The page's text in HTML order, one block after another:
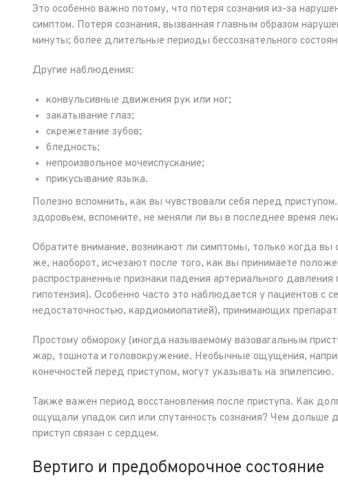
Это особенно важно потому, что потеря сознания из-за
симптом. Потеря сознания, вызванная главным образом
минуты; более длительные периоды бессознательного
Другие наблюдения:
конвульсивные движения рук или ног;
закатывание глаз;
скрежетание зубов;
бледность;
непроизвольное мочеиспускание;
прикусывание языка.
Полезно вспомнить, как вы чувствовали себя перед
здоровьем, вспомните, не меняли ли вы в последнее время
Обратите внимание, возникают ли симптомы, только когда вы
же, наоборот, исчезают после того, как вы принимаете
распространенные признаки падения артериального
гипотензия). Особенно часто это наблюдается у пациентов с
недостаточностью, кардиомиопатией), принимающих
Простому обмороку (иногда называемому вазовагальным
жар, тошнота и головокружение. Необычные ощущения,
конечностей перед приступом, могут указывать на эпилепсию.
Также важен период восстановления после приступа. Как
ощущали упадок сил или спутанность сознания? Чем дольше
приступ связан с сердцем.
Вертиго и предобморочное состояние